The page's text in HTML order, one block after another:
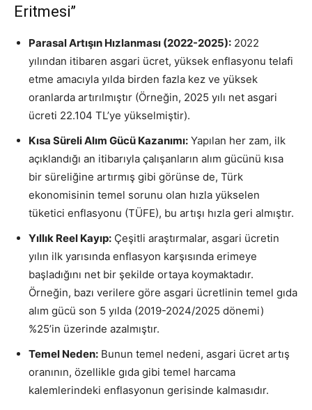
Eritmesi”
Parasal Artışın Hızlanması (2022-2025): 2022
yılından itibaren asgari ücret, yüksek enflasyonu telafi
etme amacıyla yılda birden fazla kez ve yüksek
oranlarda artırılmıştır (Örneğin, 2025 yılı net asgari
ücreti 22.104 TL’ye yükselmiştir).
Kısa Süreli Alım Gücü Kazanımı: Yapılan her zam, ilk
açıklandığı an itibarıyla çalışanların alım gücünü kısa
bir süreliğine artırmış gibi görünse de, Türk
ekonomisinin temel sorunu olan hızla yükselen
tüketici enflasyonu (TÜFE), bu artışı hızla geri almıştır.
Yıllık Reel Kayıp: Çeşitli araştırmalar, asgari ücretin
yılın ilk yarısında enflasyon karşısında erimeye
başladığını net bir şekilde ortaya koymaktadır.
Örneğin, bazı verilere göre asgari ücretlinin temel gıda
alım gücü son 5 yılda (2019-2024/2025 dönemi)
%25’in üzerinde azalmıştır.
Temel Neden: Bunun temel nedeni, asgari ücret artış
oranının, özellikle gıda gibi temel harcama
kalemlerindeki enflasyonun gerisinde kalmasıdır.